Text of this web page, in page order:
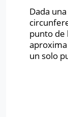
Dada
punto de
un solo